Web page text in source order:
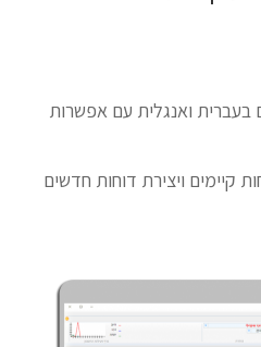
בעברית ואנגלית עם אפשרות
קיימים ויצירת דוחות חדשים